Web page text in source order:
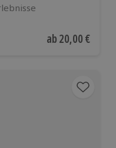
Aktueller Preis
ab20,00 €